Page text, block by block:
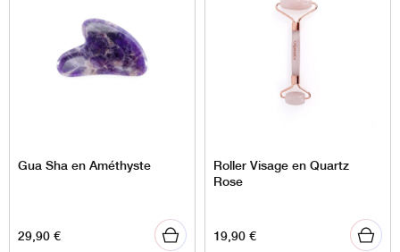
Gua Sha en Améthyste
29,90€
Roller Visage en Quartz
Rose
19,90€